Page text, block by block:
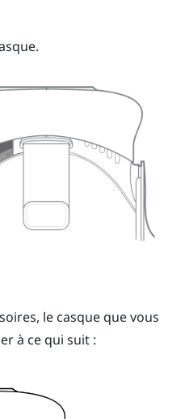
le casque que vous
à ce qui suit :